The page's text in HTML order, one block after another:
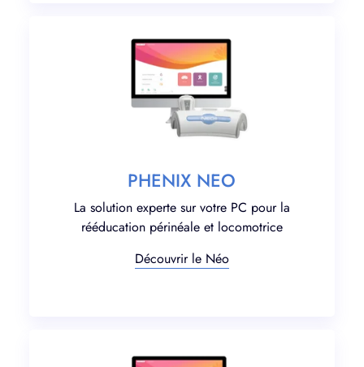
PHENIX NEO
La solution experte sur votre PC pour la
rééducation périnéale et locomotrice
Découvrir le Néo